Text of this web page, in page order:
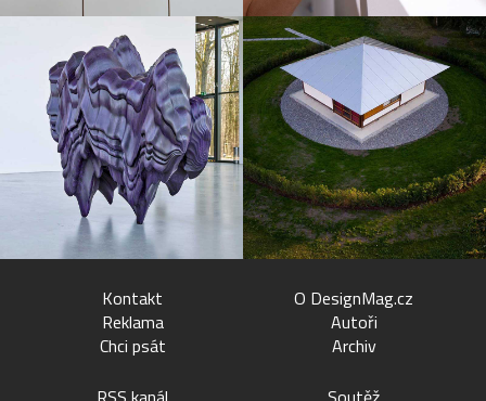
Kontakt
Reklama
Chci psát
O DesignMag.cz
Autoři
Archiv